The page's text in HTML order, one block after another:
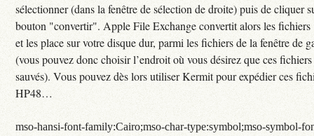
sélectionner (dans la fenêtre de sélection de droite) puis de cliquer
bouton "convertir". Apple File Exchange convertit alors les fichiers
et les place sur votre disque dur, parmi les fichiers de la fenêtre de
(vous pouvez donc choisir l’endroit où vous désirez que ces
sauvés). Vous pouvez dès lors utiliser Kermit pour expédier ces
HP48…
mso-hansi-font-family:Cairo;mso-char-type:symbol;mso-symbol-